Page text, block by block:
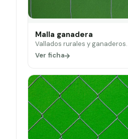
Malla ganadera
Vallados rurales y ganaderos.
Ver ficha